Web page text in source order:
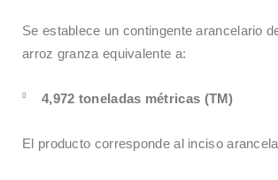
Se establece un contingente arancelario
arroz granza equivalente a:
4,972 toneladas métricas (TM)
El producto corresponde al inciso